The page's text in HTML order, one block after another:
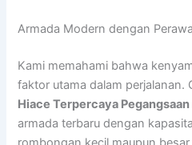
Armada Modern dengan
Kami memahami bahwa
faktor utama dalam perjalanan.
Hiace Terpercaya Pegangsaan
armada terbaru dengan